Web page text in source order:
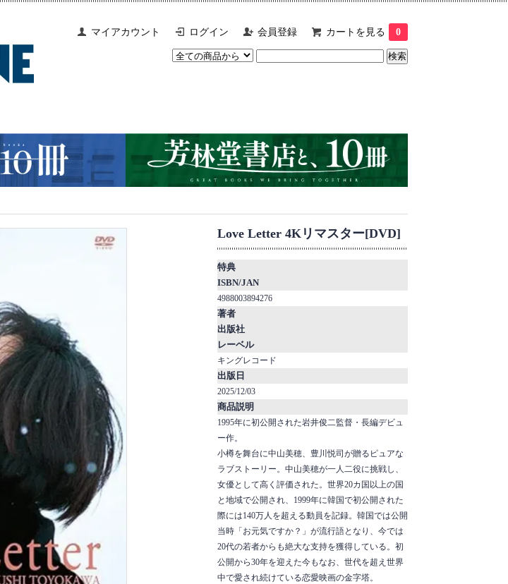
マイアカウント ログイン 会員登録 カートを見る 0
Love Letter 4Kリマスター[DVD]
特典
ISBN/JAN
4988003894276
著者
出版社
レーベル
キングレコード
出版日
2025/12/03
商品説明
1995年に初公開された岩井俊二監督・長編デビュ
ー作。
小樽を舞台に中山美穂、豊川悦司が贈るピュアな
ラブストーリー。中山美穂が一人二役に挑戦し、
女優として高く評価された。世界20カ国以上の国
と地域で公開され、1999年に韓国で初公開された
際には140万人を超える動員を記録。韓国では公開
当時「お元気ですか？」が流行語となり、今では
20代の若者からも絶大な支持を獲得している。初
公開から30年を迎えた今もなお、世代を超え世界
中で愛され続けている恋愛映画の金字塔。